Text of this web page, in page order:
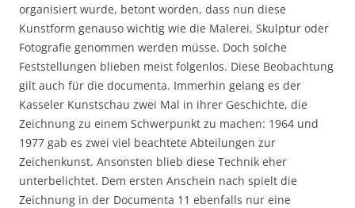
organisiert wurde, betont worden, dass nun diese
Kunstform genauso wichtig wie die Malerei, Skulptur oder
Fotografie genommen werden müsse. Doch solche
Feststellungen blieben meist folgenlos. Diese Beobachtung
gilt auch für die documenta. Immerhin gelang es der
Kasseler Kunstschau zwei Mal in ihrer Geschichte, die
Zeichnung zu einem Schwerpunkt zu machen: 1964 und
1977 gab es zwei viel beachtete Abteilungen zur
Zeichenkunst. Ansonsten blieb diese Technik eher
unterbelichtet. Dem ersten Anschein nach spielt die
Zeichnung in der Documenta 11 ebenfalls nur eine